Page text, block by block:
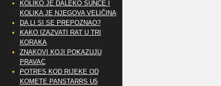
KOLIKO JE DALEKO SUNCE I
KOLIKA JE NJEGOVA VELIČINA
DA LI SI SE PREPOZNAO?
KAKO IZAZVATI RAT U TRI
KORAKA
ZNAKOVI KOJI POKAZUJU
PRAVAC
POTRES KOD RIJEKE OD
KOMETE PANSTARRS U5